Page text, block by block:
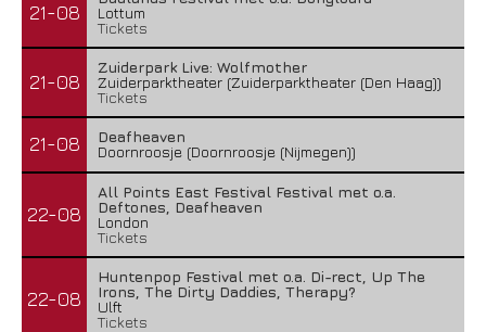
21-08
Lottum
Tickets
21-08
Zuiderpark Live: Wolfmother
Zuiderparktheater (Zuiderparktheater (Den Haag))
Tickets
21-08
Deafheaven
Doornroosje (Doornroosje (Nijmegen))
22-08
All Points East Festival Festival met o.a.
Deftones, Deafheaven
London
Tickets
22-08
Huntenpop Festival met o.a. Di-rect, Up The
Irons, The Dirty Daddies, Therapy?
Ulft
Tickets